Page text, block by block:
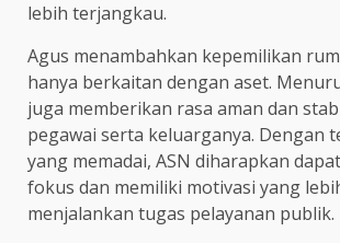
lebih terjangkau.
Agus menambahkan kepemilikan
hanya berkaitan dengan aset.
juga memberikan rasa aman dan
pegawai serta keluarganya. Dengan
yang memadai, ASN diharapkan
fokus dan memiliki motivasi yang
menjalankan tugas pelayanan publik.